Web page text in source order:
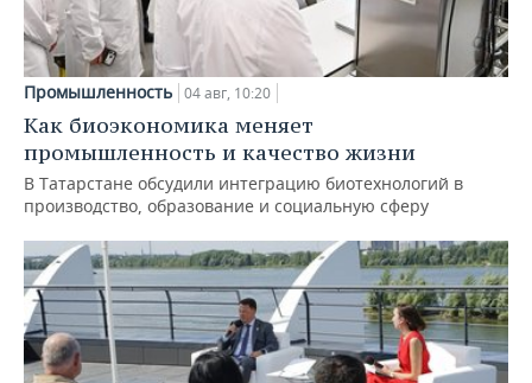
Промышленность 04 авг, 10:20
Как биоэкономика меняет
промышленность и качество жизни
В Татарстане обсудили интеграцию биотехнологий в
производство, образование и социальную сферу